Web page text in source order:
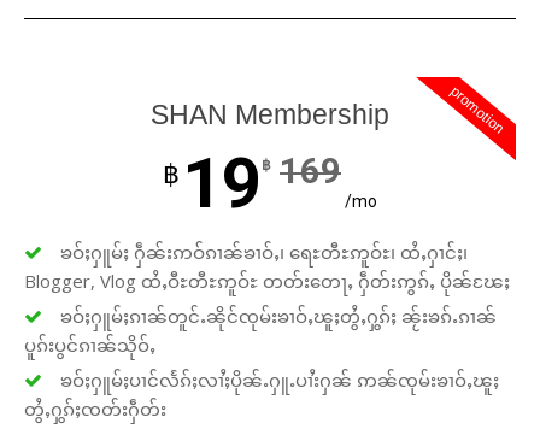
promotion
SHAN Membership
฿ 19 ฿ 169
/mo
ၶဝ်ႈႁူမ်ႈ ႁဵၼ်းဢဝ်ၵၢၼ်ၶၢဝ်ႇ၊ ရေႊတီႊဢူဝ်ႊ၊ ထႆႇႁၢင်ႈ၊
Blogger, Vlog ထႆႇဝီႊတီႊဢူဝ်ႊ တတ်းတေႃႇ ႁဵတ်းဢွၵ်ႇ ပိုၼ်ၽႄႈ
ၶဝ်ႈႁူမ်ႈၵၢၼ်တူင်ႉၼိုင်ၸုမ်းၶၢဝ်ႇၽူႈတွႆႇႁွၵ်ႈ ၼႂ်းၶၵ်ႉၵၢၼ်
ပူၵ်းပွင်ၵၢၼ်သိုဝ်ႇ
ၶဝ်ႈႁူမ်ႈပၢင်လႅၵ်ႈလၢႆႈပိုၼ်ႉႁူႉပၢႆးႁၼ် ဢၼ်ၸုမ်းၶၢဝ်ႇၽူႈ
တွႆႇႁွၵ်ႈၸတ်းႁဵတ်း